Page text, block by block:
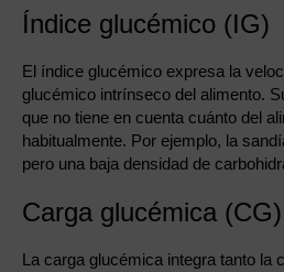
Índice glucémico (IG)
El índice glucémico expresa la
glucémico intrínseco del alimento.
que no tiene en cuenta cuánto del
habitualmente. Por ejemplo, la
pero una baja densidad de
Carga glucémica (CG)
La carga glucémica integra tanto la